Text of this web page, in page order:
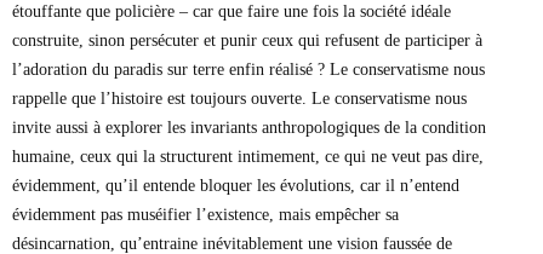
étouffante que policière – car que faire une fois la société idéale
construite, sinon persécuter et punir ceux qui refusent de participer à
l’adoration du paradis sur terre enfin réalisé ? Le conservatisme nous
rappelle que l’histoire est toujours ouverte. Le conservatisme nous
invite aussi à explorer les invariants anthropologiques de la condition
humaine, ceux qui la structurent intimement, ce qui ne veut pas dire,
évidemment, qu’il entende bloquer les évolutions, car il n’entend
évidemment pas muséifier l’existence, mais empêcher sa
désincarnation, qu’entraine inévitablement une vision faussée de